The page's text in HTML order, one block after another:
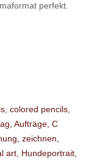
perfekt.